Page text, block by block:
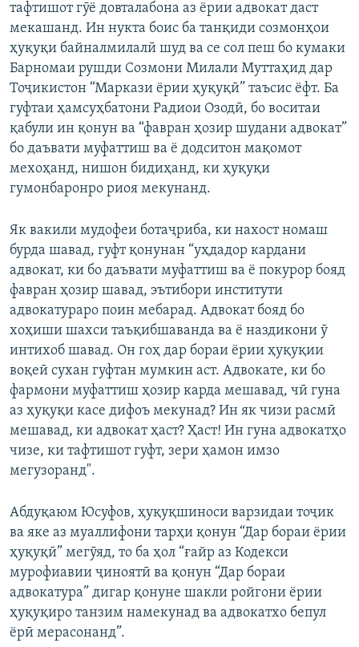
тафтишот гӯё довталабона аз ёрии адвокат даст
мекашанд. Ин нукта боис ба танқиди созмонҳои
ҳуқуқи байналмилалӣ шуд ва се сол пеш бо кумаки
Барномаи рушди Созмони Милали Муттаҳид дар
Тоҷикистон “Маркази ёрии ҳуқуқӣ” таъсис ёфт. Ба
гуфтаи ҳамсуҳбатони Радиои Озодӣ, бо воситаи
қабули ин қонун ва “фавран ҳозир шудани адвокат”
бо даъвати муфаттиш ва ё додситон мақомот
мехоҳанд, нишон бидиҳанд, ки ҳуқуқи
гумонбаронро риоя мекунанд.
Як вакили мудофеи ботаҷриба, ки нахост номаш
бурда шавад, гуфт қонунан “уҳдадор кардани
адвокат, ки бо даъвати муфаттиш ва ё покурор бояд
фавран ҳозир шавад, эътибори институти
адвокатураро поин мебарад. Адвокат бояд бо
хоҳиши шахси таъқибшаванда ва ё наздикони ӯ
интихоб шавад. Он гоҳ дар бораи ёрии ҳуқуқии
воқеӣ сухан гуфтан мумкин аст. Адвокате, ки бо
фармони муфаттиш ҳозир карда мешавад, чӣ гуна
аз ҳуқуқи касе дифоъ мекунад? Ин як чизи расмӣ
мешавад, ки адвокат ҳаст? Ҳаст! Ин гуна адвокатҳо
чизе, ки тафтишот гуфт, зери ҳамон имзо
мегузоранд".
Абдуқаюм Юсуфов, ҳуқуқшиноси варзидаи тоҷик
ва яке аз муаллифони тарҳи қонун “Дар бораи ёрии
ҳуқуқӣ” мегӯяд, то ба ҳол “ғайр аз Кодекси
мурофиавии ҷиноятӣ ва қонун “Дар бораи
адвокатура” дигар қонуне шакли ройгони ёрии
ҳуқуқиро танзим намекунад ва адвокатхо бепул
ёрӣ мерасонанд”.